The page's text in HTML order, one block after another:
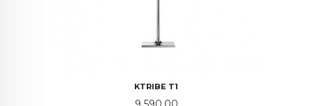
KTRIBE T1
Pris